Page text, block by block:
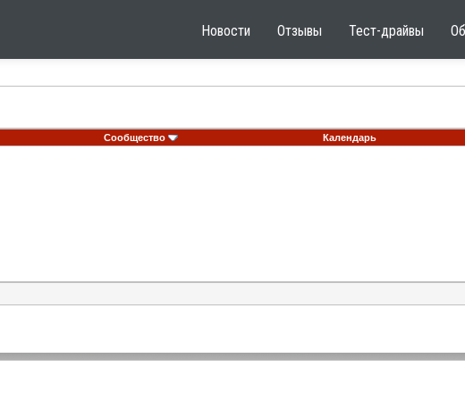
Новости Отзывы Тест-драйвы
Сообщество Календарь